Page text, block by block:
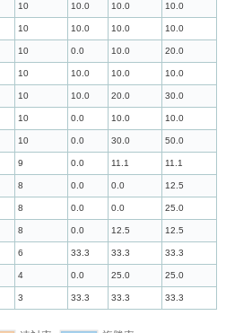
10 10.0 10.0 10.0
10 10.0 10.0 10.0
10 0.0 10.0 20.0
10 10.0 10.0 10.0
10 10.0 20.0 30.0
10 0.0 10.0 10.0
10 0.0 30.0 50.0
9 0.0 11.1 11.1
8 0.0 0.0 12.5
8 0.0 0.0 25.0
8 0.0 12.5 12.5
6 33.3 33.3 33.3
4 0.0 25.0 25.0
3 33.3 33.3 33.3